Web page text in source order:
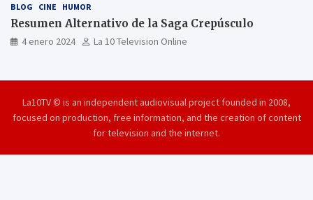
BLOG CINE HUMOR
Resumen Alternativo de la Saga Crepúsculo
4 enero 2024 La 10 Television Online
La10TV © is an independent audiovisual project founded in 2008,
focused on production, free information, and the creation of content
for television and the internet.